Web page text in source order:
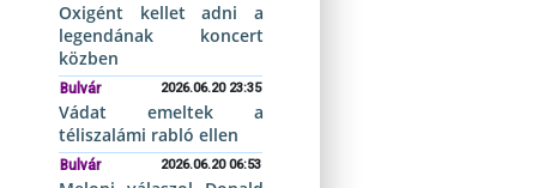
Oxigént kellet adni a
legendának koncert
közben
Bulvár 2026.06.20 23:35
Vádat emeltek a
téliszalámi rabló ellen
Bulvár 2026.06.20 06:53